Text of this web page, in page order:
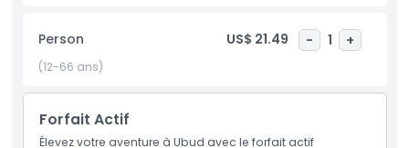
canopée en toute confiance. Au-delà de la balançoire
principale, explorez des attractions supplémentaires telles
que le pont céleste en bambou, le pont suspendu et le
montée d'adrénaline, détendez-vous dans le jardin
pittoresque de Picheaven, où vous pourrez siroter de l'eau
Person US$ 21.49 - 1 +
(12-66 ans)
Forfait Actif
Élevez votre aventure à Ubud avec le forfait actif